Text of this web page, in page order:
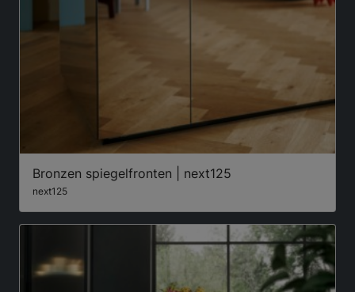
Bronzen spiegelfronten | next125
next125